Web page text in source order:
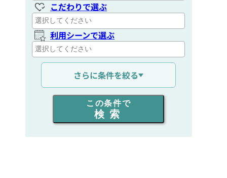
定価:オープン価格
※EK-567F-KD
※2.5φイヤホン付き
EK-567LS
防水イヤホンマイク(ロックスイッチ)
こだわりで選ぶ
利用シーンで選ぶ
通信距離を選ぶ
出力を選ぶ
同時通話人数を選ぶ
さらに条件を絞る
この条件で
検索